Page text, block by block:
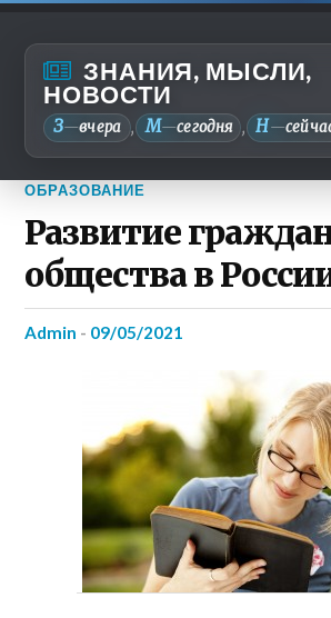
ЗНАНИЯ, МЫСЛИ,
НОВОСТИ
З—вчера , М—сегодня , Н—
ОБРАЗОВАНИЕ
Развитие
общества в
admin - 09/05/2021